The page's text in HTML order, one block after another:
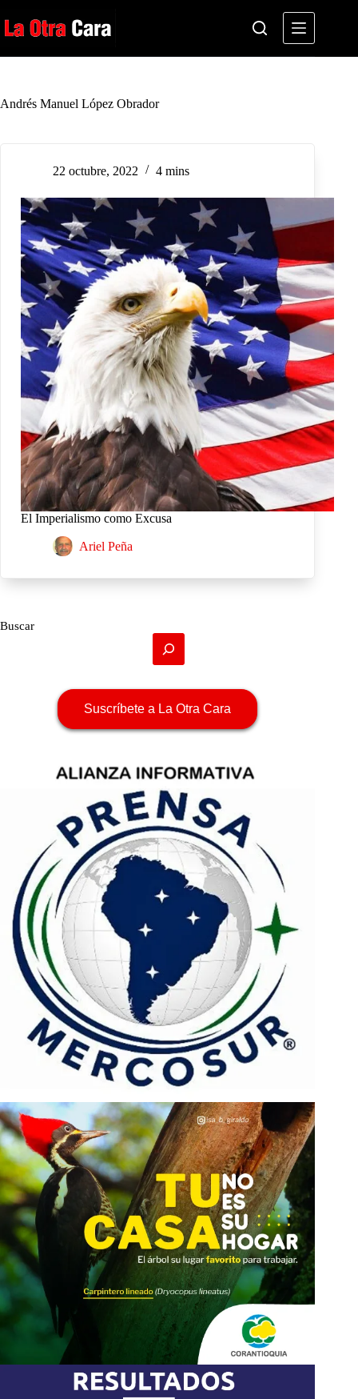
al
contenido
Andrés Manuel López Obrador
22 octubre, 2022 4 mins
El Imperialismo como Excusa
Ariel Peña
Buscar
Suscríbete a La Otra Cara